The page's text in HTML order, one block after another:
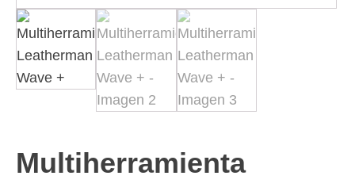
Multiherramienta